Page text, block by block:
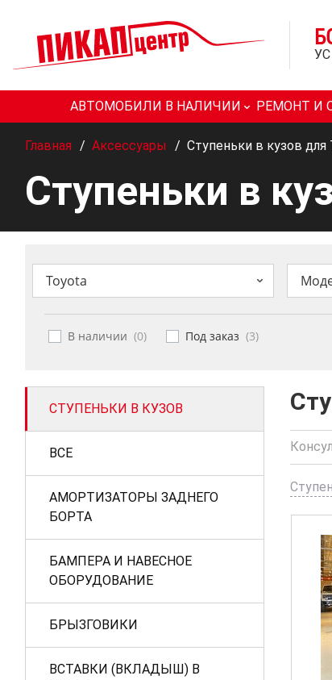
АВТОМОБИЛИ В НАЛИЧИИ РЕМОНТ И
Главная / Аксессуары / Ступеньки в кузов для
Ступеньки в
Toyota
В наличии (0) Под заказ (3)
СТУПЕНЬКИ В КУЗОВ
ВСЕ
АМОРТИЗАТОРЫ ЗАДНЕГО
БОРТА
БАМПЕРА И НАВЕСНОЕ
ОБОРУДОВАНИЕ
БРЫЗГОВИКИ
ВСТАВКИ (ВКЛАДЫШ) В